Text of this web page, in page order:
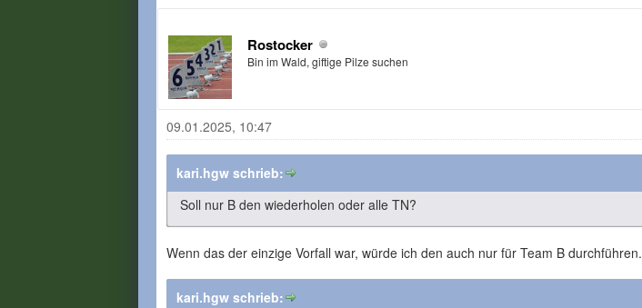
Rostocker
Bin im Wald, giftige Pilze suchen
09.01.2025, 10:47
kari.hgw schrieb:
Soll nur B den wiederholen oder alle TN?
Wenn das der einzige Vorfall war, würde ich den auch nur für Team B durchführen.
kari.hgw schrieb: